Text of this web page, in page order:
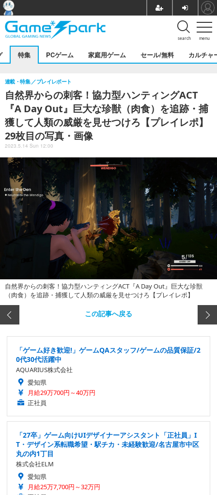
menu
search
特集 PCゲーム 家庭用ゲーム セール/無料 カルチャ
自然界からの刺客！協力型ハンティングACT
『A Day Out』巨大な珍獣（肉食）を追跡・捕
獲して人類の威厳を見せつけろ【プレイレポ】
29枚目の写真・画像
連載・特集 プレイレポート
2023.5.14 Sun 12:00
自然界からの刺客！協力型ハンティングACT『A Day Out』巨大な珍獣
（肉食）を追跡・捕獲して人類の威厳を見せつけろ【プレイレポ】
この記事へ戻る
「ゲーム好き歓迎!」ゲームQAスタッフ/ゲームの品質保証/2
0代30代活躍中
AQUARIUS株式会社
愛知県
月給29万700円～40万円
正社員
「27卒」ゲーム向けUIデザイナーアシスタント「正社員」I
T・デザイン系転職希望・駅チカ・未経験歓迎/名古屋市中区
丸の内1丁目
株式会社ELM
愛知県
月給25万7,700円～32万円